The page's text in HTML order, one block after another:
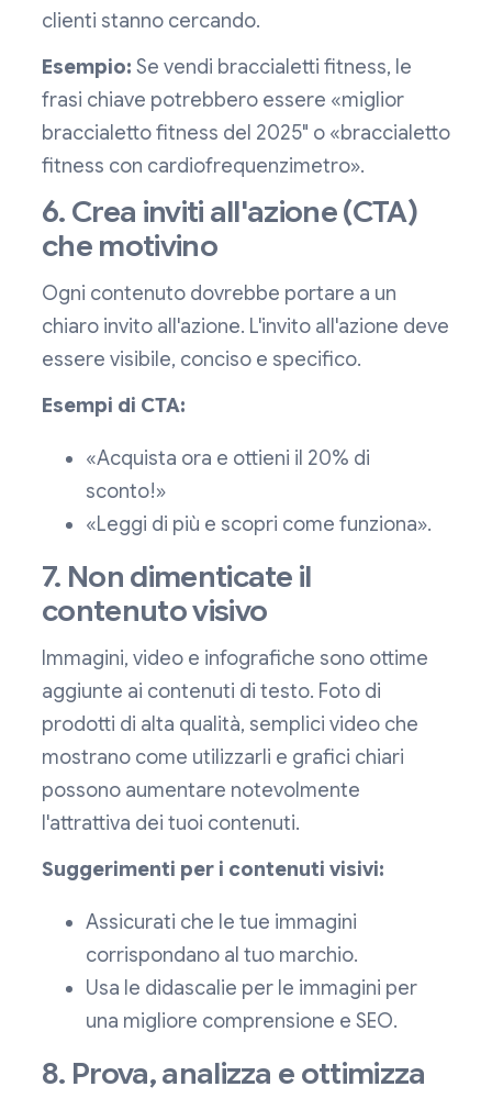
clienti stanno cercando.
Esempio: Se vendi braccialetti fitness, le
frasi chiave potrebbero essere «miglior
braccialetto fitness del 2025" o «braccialetto
fitness con cardiofrequenzimetro».
6. Crea inviti all'azione (CTA)
che motivino
Ogni contenuto dovrebbe portare a un
chiaro invito all'azione. L'invito all'azione deve
essere visibile, conciso e specifico.
Esempi di CTA:
«Acquista ora e ottieni il 20% di
sconto!»
«Leggi di più e scopri come funziona».
7. Non dimenticate il
contenuto visivo
Immagini, video e infografiche sono ottime
aggiunte ai contenuti di testo. Foto di
prodotti di alta qualità, semplici video che
mostrano come utilizzarli e grafici chiari
possono aumentare notevolmente
l'attrattiva dei tuoi contenuti.
Suggerimenti per i contenuti visivi:
Assicurati che le tue immagini
corrispondano al tuo marchio.
Usa le didascalie per le immagini per
una migliore comprensione e SEO.
8. Prova, analizza e ottimizza